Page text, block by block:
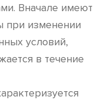
Вначале имеют
при изменении
условий,
в течение